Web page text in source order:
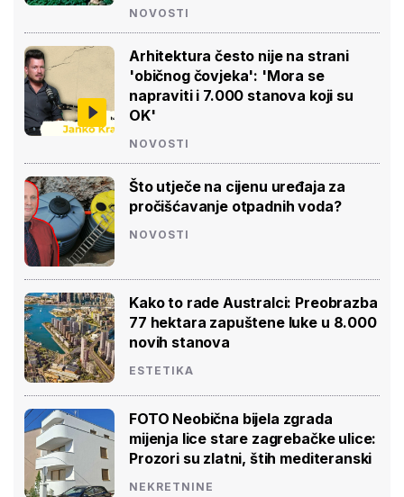
NOVOSTI
Arhitektura često nije na strani
'običnog čovjeka': 'Mora se
napraviti i 7.000 stanova koji su
OK'
NOVOSTI
Što utječe na cijenu uređaja za
pročišćavanje otpadnih voda?
NOVOSTI
Kako to rade Australci: Preobrazba
77 hektara zapuštene luke u 8.000
novih stanova
ESTETIKA
FOTO Neobična bijela zgrada
mijenja lice stare zagrebačke ulice:
Prozori su zlatni, štih mediteranski
NEKRETNINE